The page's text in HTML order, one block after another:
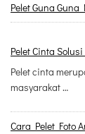
Pelet Guna
Pelet Cinta
Pelet cinta
masyarakat …
Cara Pelet Foto